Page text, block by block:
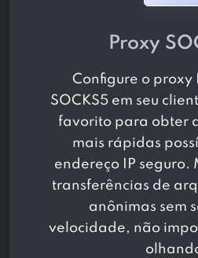
Proxy
Configure o proxy
SOCKS5 em seu
favorito para obter
mais rápidas
endereço IP seguro.
transferências de
anônimas sem
velocidade, não